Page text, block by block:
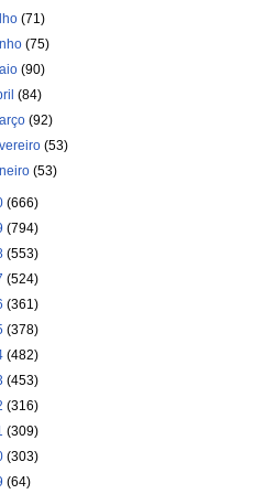
(71)
(75)
(90)
(84)
(92)
(53)
(53)
(666)
(794)
(553)
(524)
(361)
(378)
(482)
(453)
(316)
(309)
(303)
(64)